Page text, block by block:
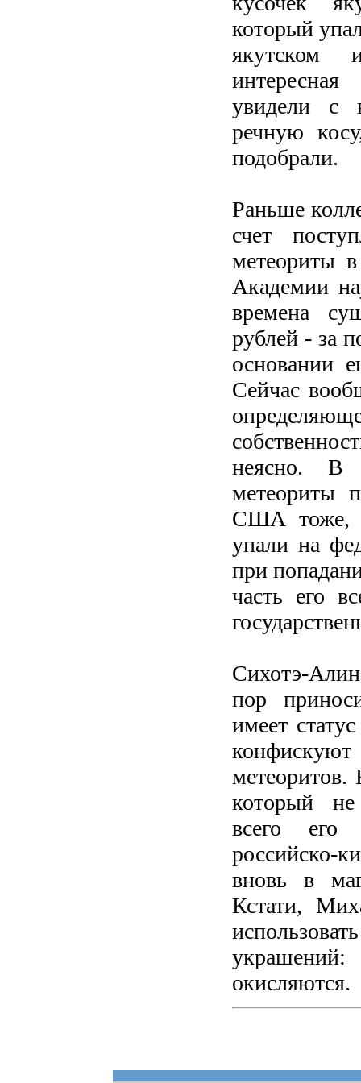
который
якутском
увидели с
речную
подобрали.
Раньше
счет
метеориты
Академии
времена
рублей - за
основании
Сейчас
неясно. В
метеориты
США тоже,
упали на
при
часть его
Сихотэ-
пор
имеет
метеоритов.
который
всего его
российско-
вновь в
Кстати,
окисляются.